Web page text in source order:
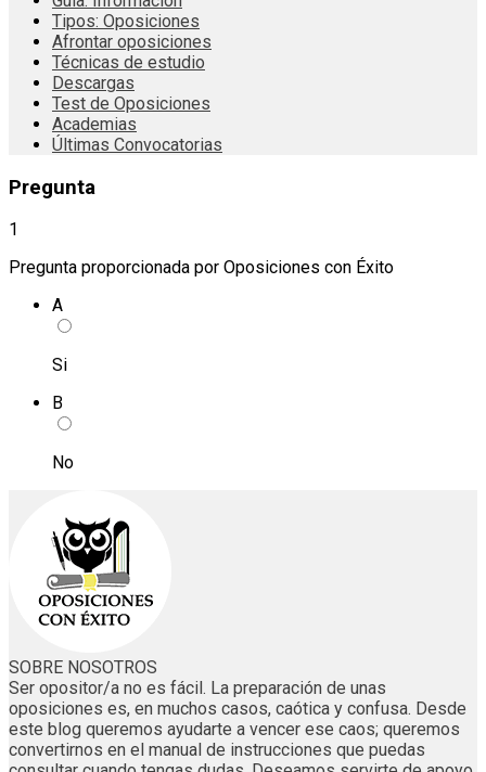
Tipos: Oposiciones
Afrontar oposiciones
Técnicas de estudio
Descargas
Test de Oposiciones
Academias
Últimas Convocatorias
Pregunta
1
Pregunta proporcionada por Oposiciones con Éxito
A
Si
B
No
SOBRE NOSOTROS
Ser opositor/a no es fácil. La preparación de unas
oposiciones es, en muchos casos, caótica y confusa. Desde
este blog queremos ayudarte a vencer ese caos; queremos
convertirnos en el manual de instrucciones que puedas